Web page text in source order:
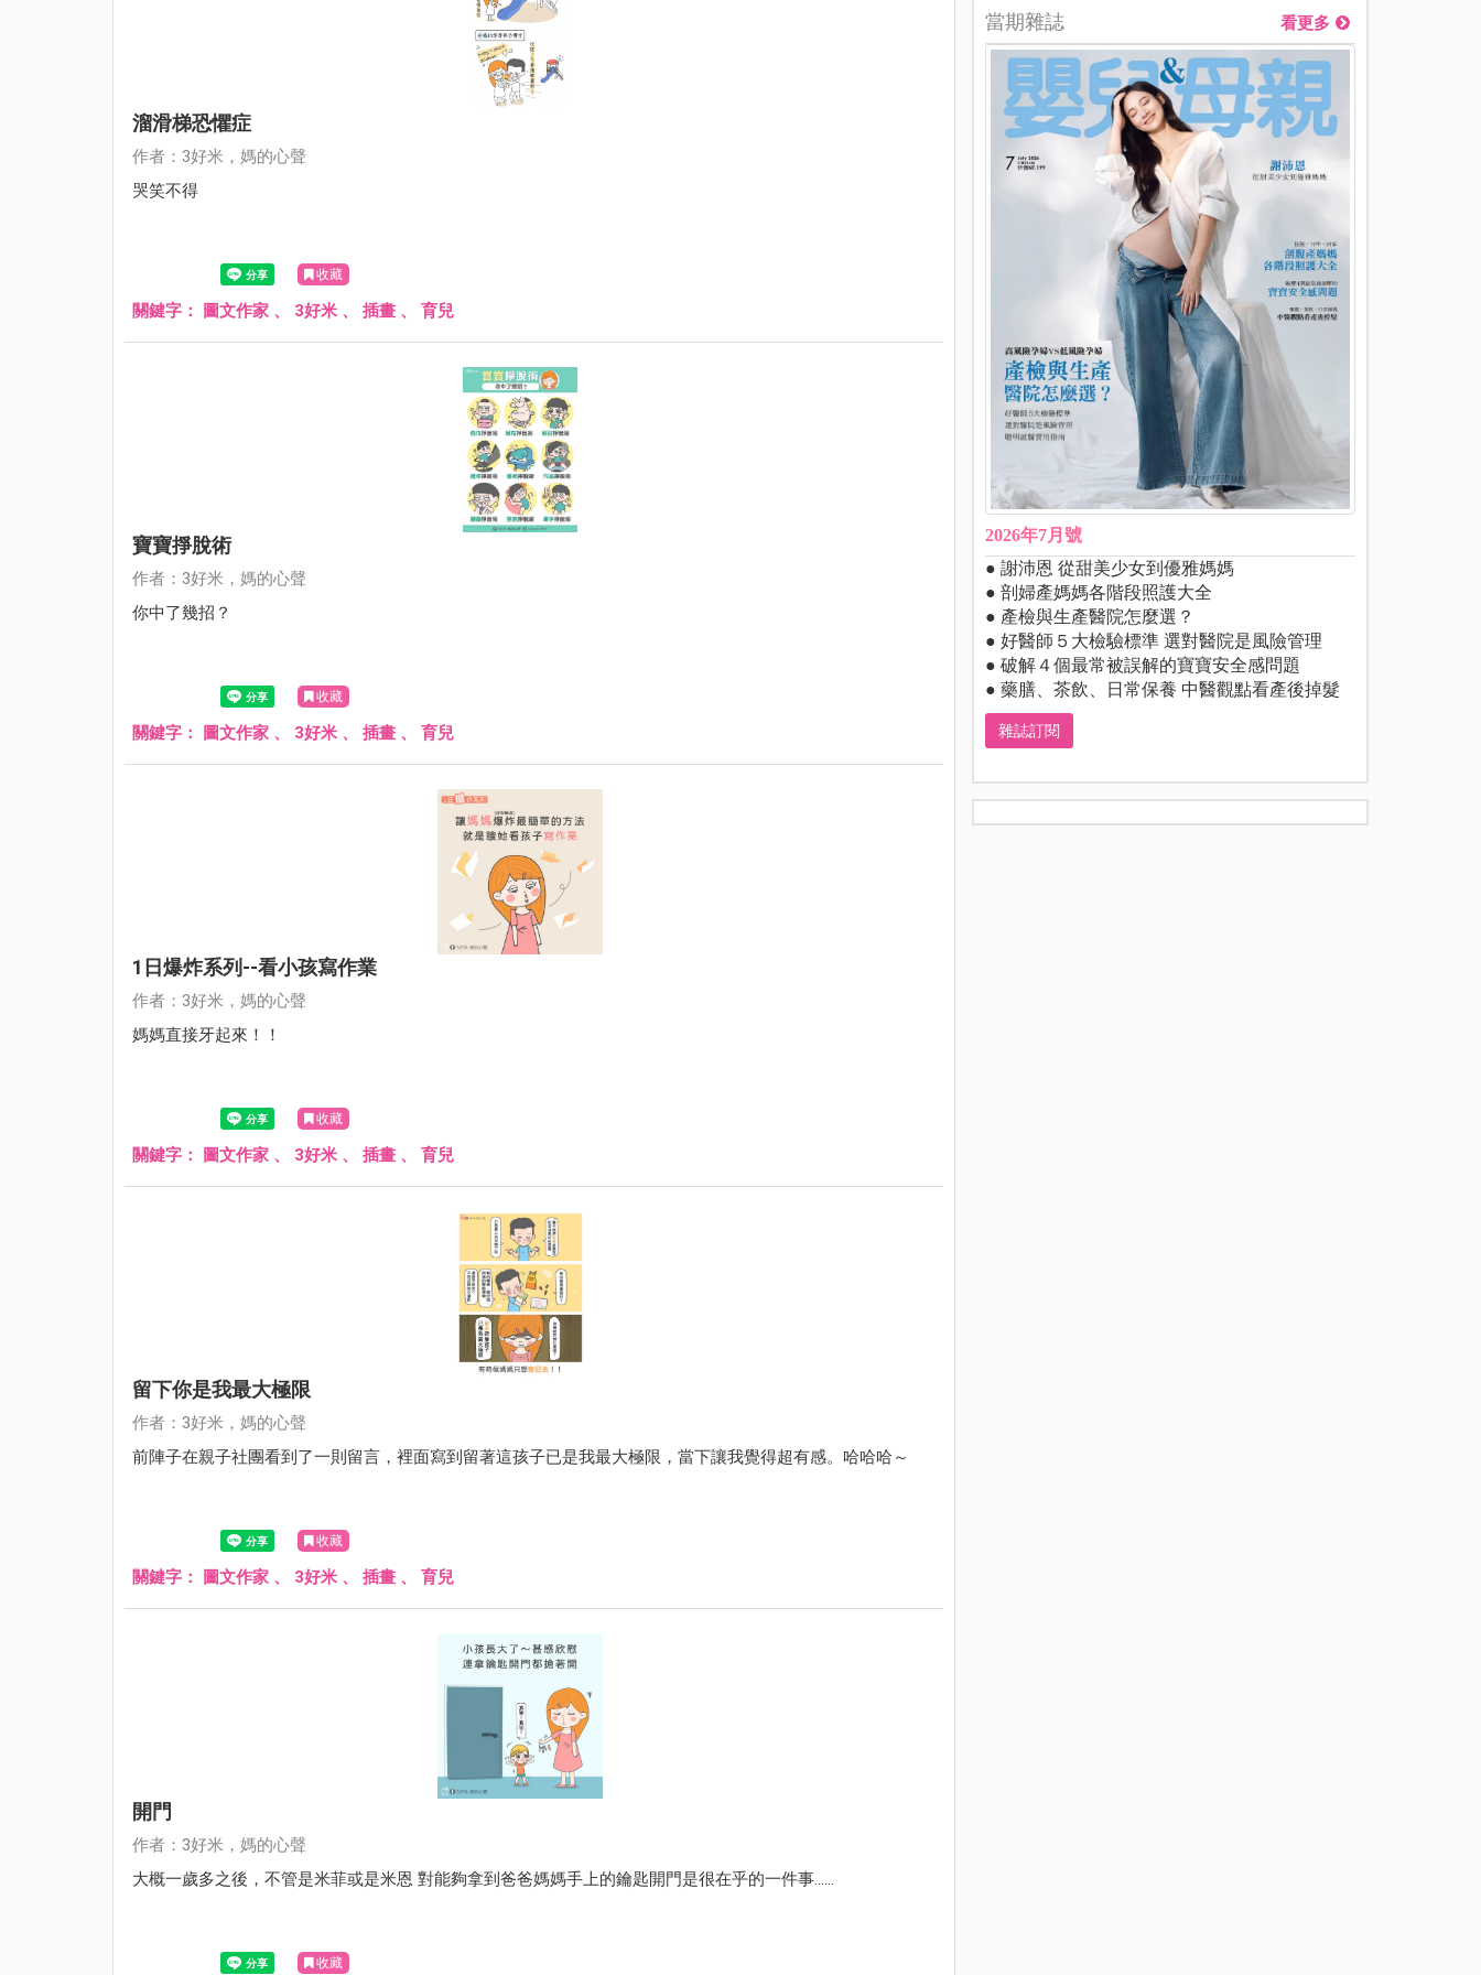
溜滑梯恐懼症
作者：3好米，媽的心聲
哭笑不得
收藏
關鍵字： 圖文作家 、 3好米 、 插畫 、 育兒
寶寶掙脫術
作者：3好米，媽的心聲
你中了幾招？
收藏
關鍵字： 圖文作家 、 3好米 、 插畫 、 育兒
1日爆炸系列--看小孩寫作業
作者：3好米，媽的心聲
媽媽直接牙起來！！
收藏
關鍵字： 圖文作家 、 3好米 、 插畫 、 育兒
留下你是我最大極限
作者：3好米，媽的心聲
前陣子在親子社團看到了一則留言，裡面寫到留著這孩子已是我最大極限，當下讓我覺得超有感。哈哈哈～
收藏
關鍵字： 圖文作家 、 3好米 、 插畫 、 育兒
開門
作者：3好米，媽的心聲
大概一歲多之後，不管是米菲或是米恩 對能夠拿到爸爸媽媽手上的鑰匙開門是很在乎的一件事......
收藏
當期雜誌 看更多
2026年7月號
● 謝沛恩 從甜美少女到優雅媽媽
● 剖婦產媽媽各階段照護大全
● 產檢與生產醫院怎麼選？
● 好醫師５大檢驗標準 選對醫院是風險管理
● 破解４個最常被誤解的寶寶安全感問題
● 藥膳、茶飲、日常保養 中醫觀點看產後掉髮
雜誌訂閱